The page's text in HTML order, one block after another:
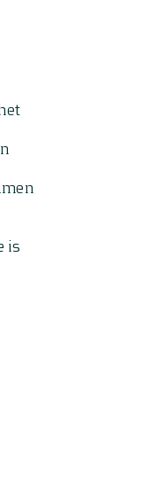
is